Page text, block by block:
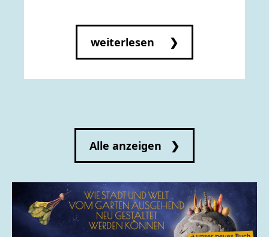
weiterlesen ❯
Alle anzeigen ❯